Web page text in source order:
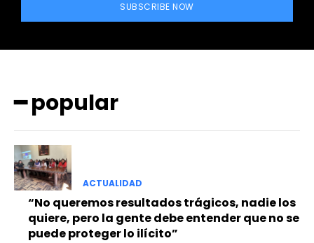
━ Planes
SUBSCRIBE NOW
━ popular
ACTUALIDAD
“No queremos resultados trágicos, nadie los
quiere, pero la gente debe entender que no se
puede proteger lo ilícito”